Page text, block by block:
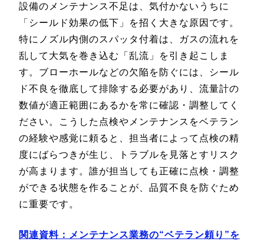
設備のメンテナンス不足は、気付かないうちに
「シールド効果の低下」を招く大きな原因です。
特にノズル内側のスパッタ付着は、ガスの流れを
乱して大気を巻き込む「乱流」を引き起こしま
す。ブローホールなどの欠陥を防ぐには、シール
ド不良を徹底して排除する必要があり、流量計の
数値が適正範囲にあるかを常に確認・調整してく
ださい。こうした点検やメンテナンスをベテラン
の経験や感覚に頼ると、担当者によって点検の精
度にばらつきが生じ、トラブルを見落とすリスク
が高まります。誰が担当しても正確に点検・調整
ができる状態を作ることが、品質不良を防ぐため
に重要です。
関連資料：メンテナンス業務の“ベテラン頼り”を